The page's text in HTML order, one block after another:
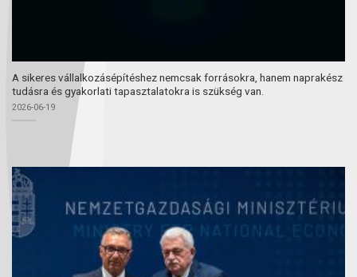
A sikeres vállalkozásépítéshez nemcsak forrásokra, hanem naprakész
tudásra és gyakorlati tapasztalatokra is szükség van.
2026-06-19